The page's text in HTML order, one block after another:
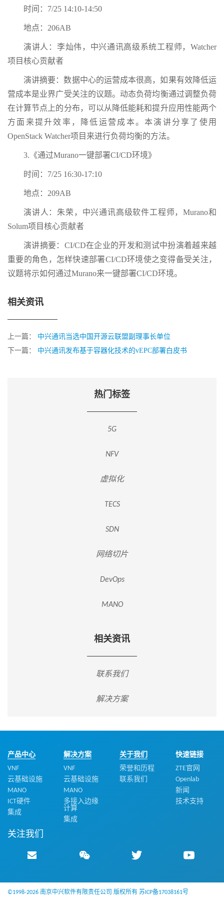
时间：7/25 14:10-14:50
地点：206AB
演讲人：李灿伟，中兴通讯高级系统工程师，Watcher
项目核心贡献者
演讲摘要：数据中心的运营成本很高，如果有效降低运
营成本是业界广受关注的议题。动态负荷均衡通过调整负荷
在计算节点上的分布，可以从降低能耗和提升应用性能两个
方面来提升效率，降低运营成本。本演讲分享了使用
OpenStack Watcher项目来进行负荷均衡的方法。
3.《通过Murano一键部署CI/CD环境》
时间：7/25 16:30-17:10
地点：209AB
演讲人：朱荣，中兴通讯高级软件工程师，Murano和
Solum项目核心贡献者
演讲摘要：CI/CD在企业的开发和测试中扮演着越来越
重要的角色，怎样快速部署CI/CD环境使之变得备受关注，
议题将示如何通过Murano来一键部署CI/CD环境。
相关资讯
上一篇： 中兴通讯当选中国开源云联盟副理事长单位
下一篇： 中兴通讯发布基于容器化技术的vEPC部署白皮书
热门标签
5G
NFV
虚拟化
TECS
SDN
网络切片
DevOps
MANO
相关资讯
联系我们
解决方案
产品中心
VNF
云基础设施
MANO
ICT硬件
集成
解决方案
VNF
云基础设施
MANO
多接入边缘
计算
集成
关于我们
荣誉和历程
联系我们
快速链接
ZTE官网
Openlab
新闻
技术支持
关注我们
©1998-2026 南京中兴软件有限责任公司 版权所有 苏ICP备17038161号